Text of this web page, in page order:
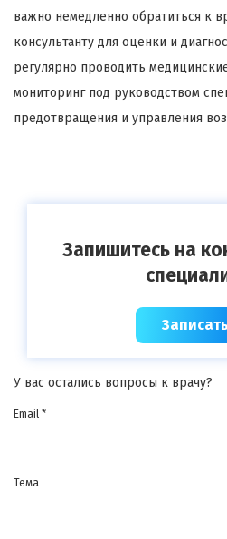
важно немедленно обратиться к
консультанту для оценки и
регулярно проводить
мониторинг под руководством
предотвращения и управления
Запишитесь на
У вас остались вопросы к врачу?
Email *
Тема